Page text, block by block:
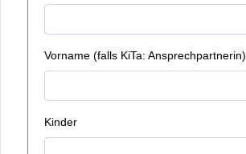
Vorname (falls KiTa: Ansprechpartnerin)
Kinder